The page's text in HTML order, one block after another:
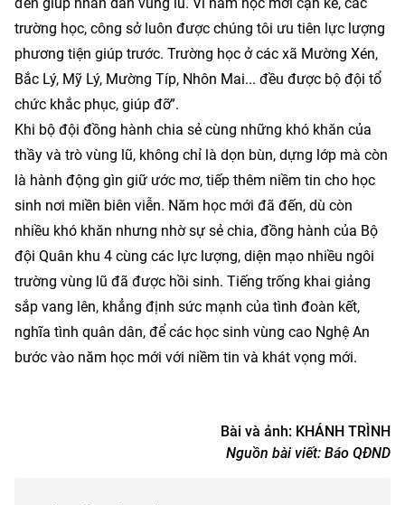
trường học, công sở luôn được chúng tôi ưu tiên lực lượng
phương tiện giúp trước. Trường học ở các xã Mường Xén,
Bắc Lý, Mỹ Lý, Mường Típ, Nhôn Mai... đều được bộ đội tổ
chức khắc phục, giúp đỡ”.
Khi bộ đội đồng hành chia sẻ cùng những khó khăn của
thầy và trò vùng lũ, không chỉ là dọn bùn, dựng lớp mà còn
là hành động gìn giữ ước mơ, tiếp thêm niềm tin cho học
sinh nơi miền biên viễn. Năm học mới đã đến, dù còn
nhiều khó khăn nhưng nhờ sự sẻ chia, đồng hành của Bộ
đội Quân khu 4 cùng các lực lượng, diện mạo nhiều ngôi
trường vùng lũ đã được hồi sinh. Tiếng trống khai giảng
sắp vang lên, khẳng định sức mạnh của tình đoàn kết,
nghĩa tình quân dân, để các học sinh vùng cao Nghệ An
bước vào năm học mới với niềm tin và khát vọng mới.
Bài và ảnh: KHÁNH TRÌNH
Nguồn bài viết: Báo QĐND